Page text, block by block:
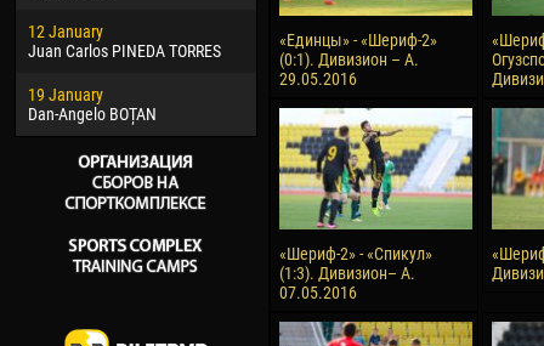
12 January
Juan Carlos PINEDA TORRES
19 January
Dan-Angelo BOȚAN
26 March
Vitor Hugo Morais de OLIVEIRA
28 March
15
Ivan
17
«Единцы» - «Шериф-2»
(0:1). Дивизион – А.
29.05.2016
«Шериф-2» - «Спикул»
(1:3). Дивизион– А.
07.05.2016